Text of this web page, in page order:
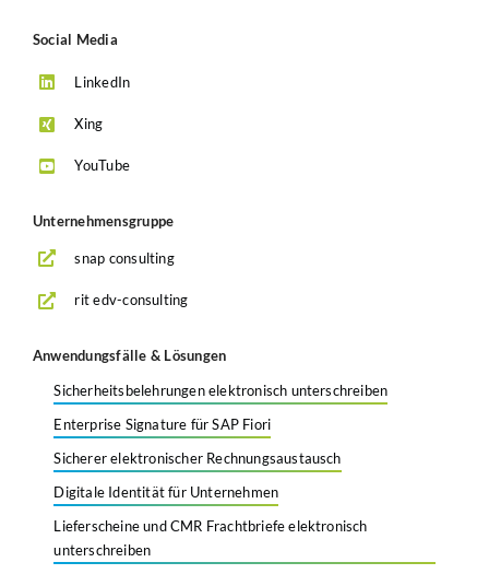
Social Media
LinkedIn
Xing
YouTube
Unternehmensgruppe
snap consulting
rit edv-consulting
Anwendungsfälle & Lösungen
Sicherheitsbelehrungen elektronisch unterschreiben
Enterprise Signature für SAP Fiori
Sicherer elektronischer Rechnungsaustausch
Digitale Identität für Unternehmen
Lieferscheine und CMR Frachtbriefe elektronisch
unterschreiben